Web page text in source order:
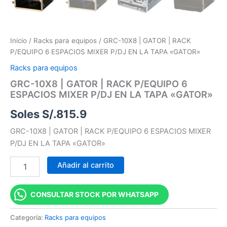
Inicio / Racks para equipos / GRC-10X8 | GATOR | RACK
P/EQUIPO 6 ESPACIOS MIXER P/DJ EN LA TAPA «GATOR»
Racks para equipos
GRC-10X8 | GATOR | RACK P/EQUIPO 6
ESPACIOS MIXER P/DJ EN LA TAPA «GATOR»
Soles S/.815.9
GRC-10X8 | GATOR | RACK P/EQUIPO 6 ESPACIOS MIXER
P/DJ EN LA TAPA «GATOR»
Añadir al carrito
CONSULTAR STOCK POR WHATSAPP
Categoría: Racks para equipos